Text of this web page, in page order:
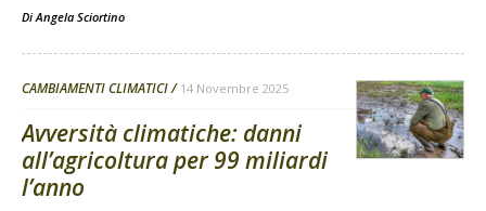
DiAngela Sciortino
CAMBIAMENTI CLIMATICI 14 Novembre 2025
Avversità climatiche: danni
all’agricoltura per 99 miliardi
l’anno